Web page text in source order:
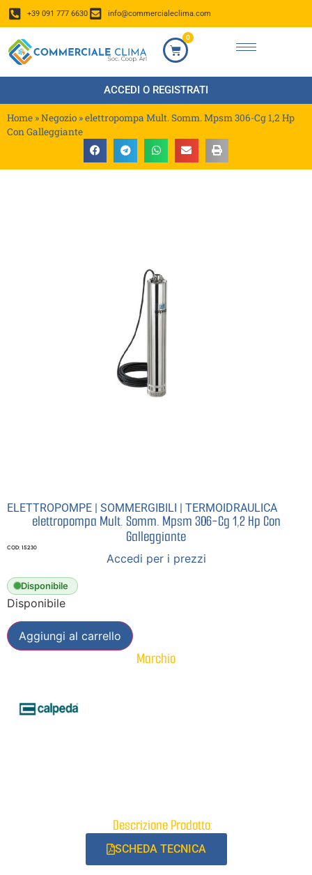
+39 091 777 6630 info@commercialeclima.com
0
ACCEDI O REGISTRATI
Home »Negozio »elettropompa Mult. Somm. Mpsm 306-Cg 1,2 Hp
Con Galleggiante
ELETTROPOMPE | SOMMERGIBILI | TERMOIDRAULICA
elettropompa Mult. Somm. Mpsm 306-Cg 1,2 Hp Con
Galleggiante
COD: 15230
Accedi per i prezzi
Disponibile
Disponibile
Aggiungi al carrello
Marchio
Descrizione Prodotto:
SCHEDA TECNICA